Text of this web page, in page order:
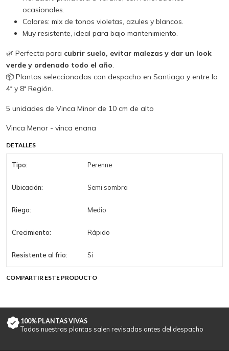
ocasionales.
Colores: mix de tonos violetas, azules y blancos.
Muy resistente, ideal para bajo mantenimiento.
🌿 Perfecta para cubrir suelo, evitar malezas y dar un look
verde y ordenado todo el año.
📦 Plantas seleccionadas con despacho en Santiago y entre la
4ª y 8ª Región.
5 unidades de Vinca Minor de 10 cm de alto
Vinca Menor - vinca enana
DETALLES
Tipo: Perenne
Ubicación: Semi sombra
Riego: Medio
Crecimiento: Rápido
Resistente al frio: Si
COMPARTIR ESTE PRODUCTO
100% PLANTAS VIVAS
Todas nuestras plantas salen revisadas antes del despacho